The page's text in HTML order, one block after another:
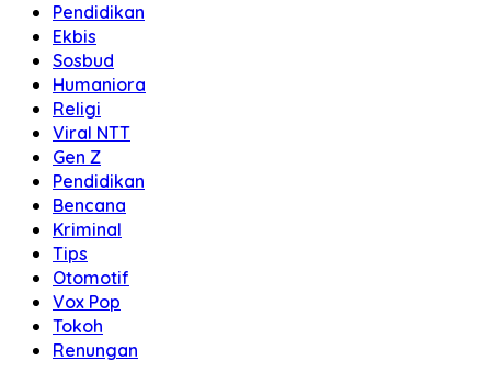
Pendidikan
Ekbis
Sosbud
Humaniora
Religi
Viral NTT
Gen Z
Pendidikan
Bencana
Kriminal
Tips
Otomotif
Vox Pop
Tokoh
Renungan